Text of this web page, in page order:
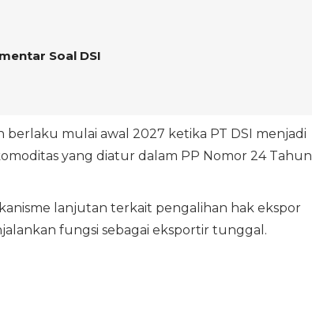
Soal DSI
mulai awal 2027 ketika PT DSI menjadi
yang diatur dalam PP Nomor 24 Tahun
lanjutan terkait pengalihan hak ekspor
fungsi sebagai eksportir tunggal.